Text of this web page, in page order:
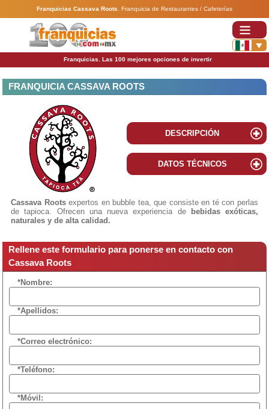
Franquicias Cassava Roots Franquicia de Restaurantes / Cafeterías
Franquicias. Las 100 mejores opciones de invertir
FRANQUICIA CASSAVA ROOTS
DESCRIPCIÓN
DATOS TÉCNICOS
Cassava Rootsexpertos en bubble tea, que consiste en té con perlas
de tapioca. Ofrecen una nueva experiencia de
bebidas exóticas,
naturales y de alta calidad.
Rellene este formulario para ponerse en contacto con
Cassava Roots
*Nombre:
*Apellidos:
*Correo electrónico:
*Teléfono:
*Móvil: